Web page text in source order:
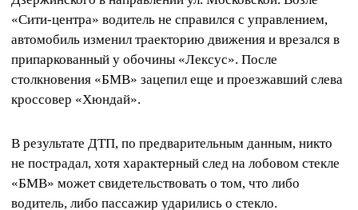
«Сити-центра» водитель не справился с управлением,
автомобиль изменил траекторию движения и врезался в
припаркованный у обочины «Лексус». После
столкновения «БМВ» зацепил еще и проезжавший слева
кроссовер «Хюндай».
В результате ДТП, по предварительным данным, никто
не пострадал, хотя характерный след на лобовом стекле
«БМВ» может свидетельствовать о том, что либо
водитель, либо пассажир ударились о стекло.